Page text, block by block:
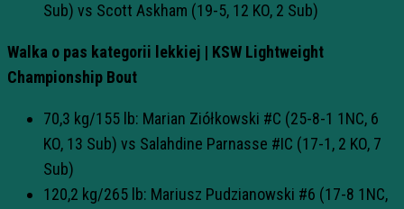
Sub) vs Scott Askham (19-5, 12 KO, 2 Sub)
Walka o pas kategorii lekkiej | KSW Lightweight
Championship Bout
70,3 kg/155 lb: Marian Ziółkowski #C (25-8-1 1NC, 6
KO, 13 Sub) vs Salahdine Parnasse #IC (17-1, 2 KO, 7
Sub)
120,2 kg/265 lb: Mariusz Pudzianowski #6 (17-8 1NC,